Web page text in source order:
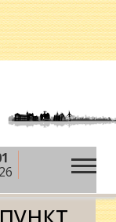
події
совеня